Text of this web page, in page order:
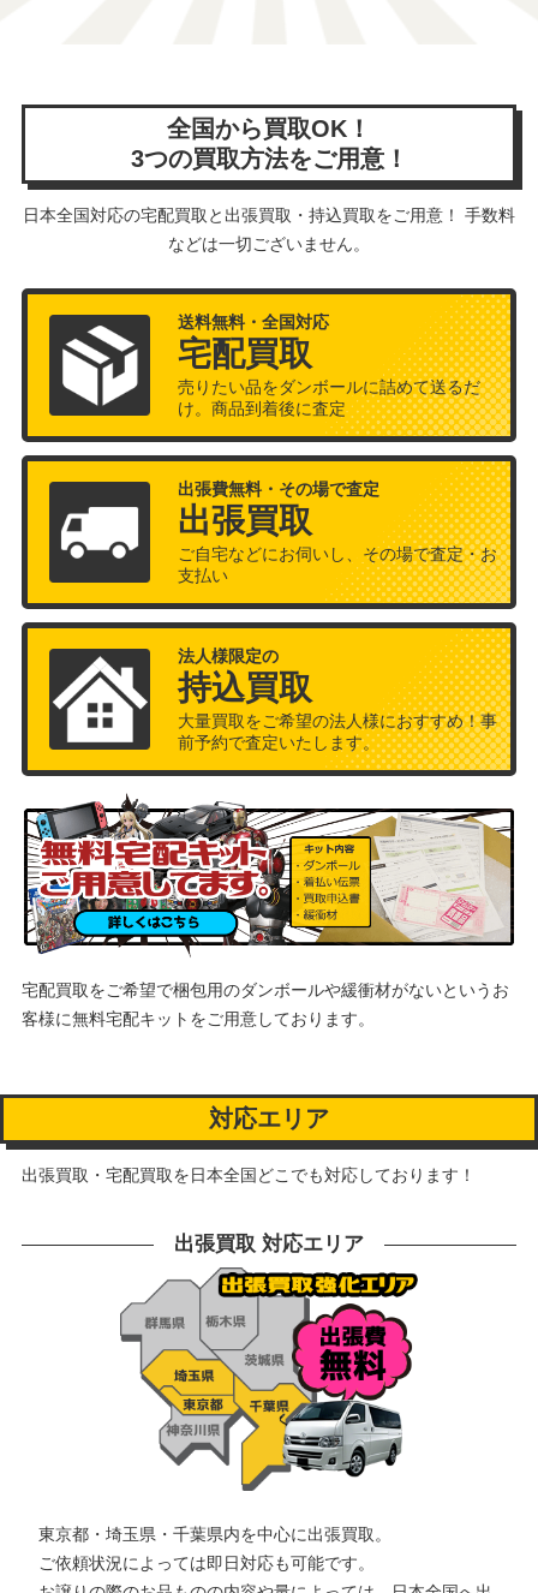
全国から買取OK！
3つの買取方法をご用意！
日本全国対応の宅配買取と出張買取・持込買取をご用意！ 手数料
などは一切ございません。
送料無料・全国対応
宅配買取
売りたい品をダンボールに詰めて送るだ
け。商品到着後に査定
出張費無料・その場で査定
出張買取
ご自宅などにお伺いし、その場で査定・お
支払い
法人様限定の
持込買取
大量買取をご希望の法人様におすすめ！事
前予約で査定いたします。
宅配買取をご希望で梱包用のダンボールや緩衝材がないというお
客様に無料宅配キットをご用意しております。
対応エリア
出張買取・宅配買取を日本全国どこでも対応しております！
出張買取 対応エリア
東京都・埼玉県・千葉県内を中心に出張買取。
ご依頼状況によっては即日対応も可能です。